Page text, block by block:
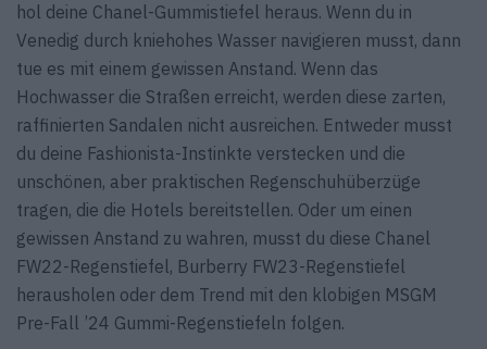
hol deine Chanel-Gummistiefel heraus. Wenn du in
Venedig durch kniehohes Wasser navigieren musst, dann
tue es mit einem gewissen Anstand. Wenn das
Hochwasser die Straßen erreicht, werden diese zarten,
raffinierten Sandalen nicht ausreichen. Entweder musst
du deine Fashionista-Instinkte verstecken und die
unschönen, aber praktischen Regenschuhüberzüge
tragen, die die Hotels bereitstellen. Oder um einen
gewissen Anstand zu wahren, musst du diese Chanel
FW22-Regenstiefel, Burberry FW23-Regenstiefel
herausholen oder dem Trend mit den klobigen MSGM
Pre-Fall ’24 Gummi-Regenstiefeln folgen.